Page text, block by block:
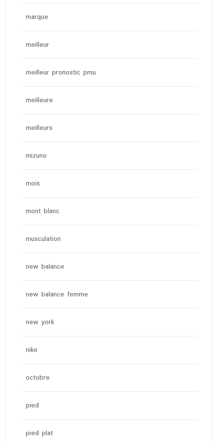
marque
meilleur
meilleur pronostic pmu
meilleure
meilleurs
mizuno
mois
mont blanc
musculation
new balance
new balance femme
new york
nike
octobre
pied
pied plat